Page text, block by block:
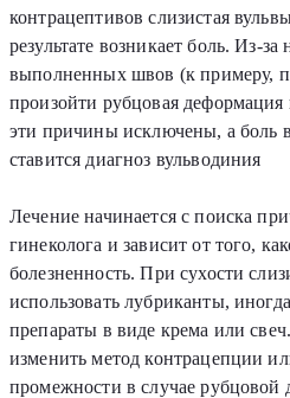
контрацептивов слизистая
результате возникает боль. Из-за
выполненных швов (к примеру,
произойти рубцовая
эти причины исключены, а боль
ставится диагноз вульводиния
Лечение начинается с поиска
гинеколога и зависит от того,
болезненность. При сухости
использовать лубриканты,
препараты в виде крема или
изменить метод контрацепции
промежности в случае рубцовой